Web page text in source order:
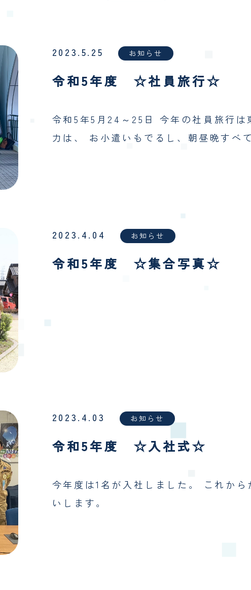
2023.5.25 お知らせ
令和5年度 ☆社員旅行☆
令和5年5月24～25日 今年の社員旅行
力は、 お小遣いもでるし、朝昼晩すべ
2023.4.04 お知らせ
令和5年度 ☆集合写真☆
2023.4.03 お知らせ
令和5年度 ☆入社式☆
今年度は1名が入社しました。 これか
いします。